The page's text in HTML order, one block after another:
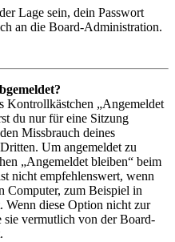
Lage sein, dein Passwort
an die Board-Administration.
Kontrollkästchen „Angemeldet
du nur für eine Sitzung
Missbrauch deines
Um angemeldet zu
„Angemeldet bleiben“ beim
nicht empfehlenswert, wenn
Computer, zum Beispiel in
Wenn diese Option nicht zur
sie vermutlich von der Board-